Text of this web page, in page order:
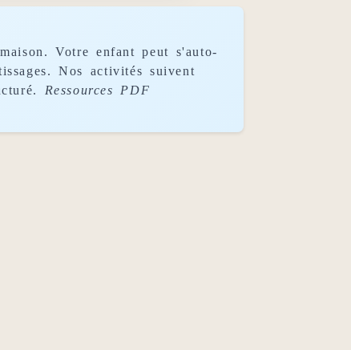
Votre enfant peut s'auto-
Nos activités suivent
Ressources PDF